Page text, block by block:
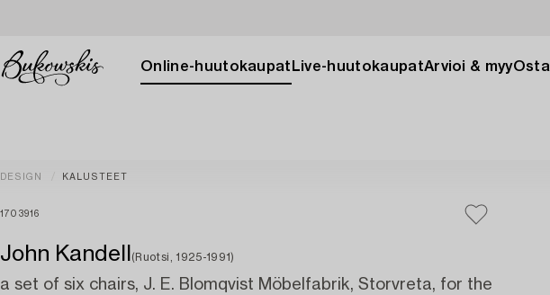
Online-huutokaupat Live-huutokaupatArvioi & myyOsta
DESIGN KALUSTEET
1703916
John Kandell (Ruotsi, 1925-1991)
a set of six chairs, J. E. Blomqvist Möbelfabrik, Storvreta, for the